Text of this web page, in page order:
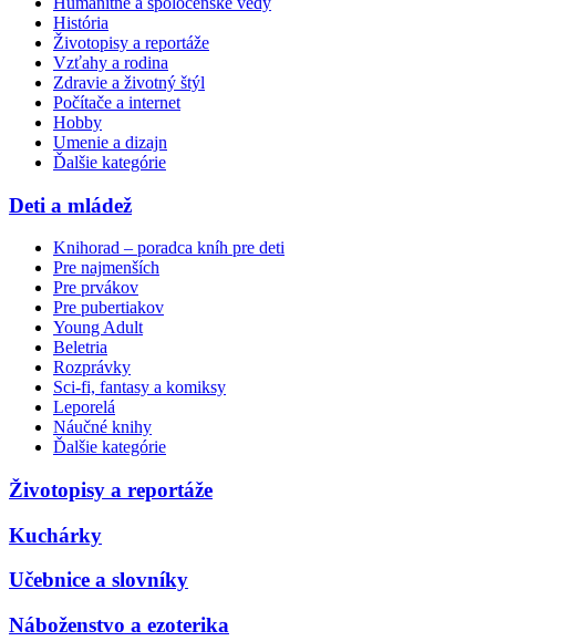
História
Životopisy a reportáže
Vzťahy a rodina
Zdravie a životný štýl
Počítače a internet
Hobby
Umenie a dizajn
Ďalšie kategórie
Deti a mládež
Knihorad – poradca kníh pre deti
Pre najmenších
Pre prvákov
Pre pubertiakov
Young Adult
Beletria
Rozprávky
Sci-fi, fantasy a komiksy
Leporelá
Náučné knihy
Ďalšie kategórie
Životopisy a reportáže
Kuchárky
Učebnice a slovníky
Náboženstvo a ezoterika